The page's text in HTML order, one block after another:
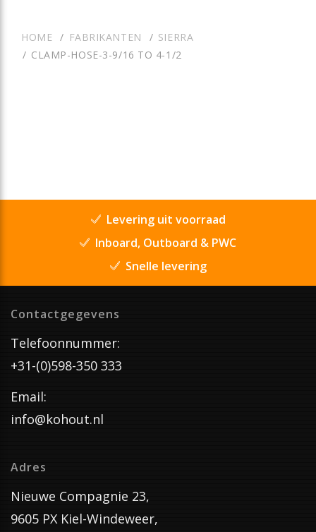
HOME FABRIKANTEN
SIERRA
CLAMP-HOSE-3-9/16 TO 4-1/2
Levering uit voorraad
Inboard, Outboard & PWC
Snelle levering
Contactgegevens
Telefoonnummer:
+31-(0)598-350 333
Email:
info@kohout.nl
Adres
Nieuwe Compagnie 23,
9605 PX Kiel-Windeweer,